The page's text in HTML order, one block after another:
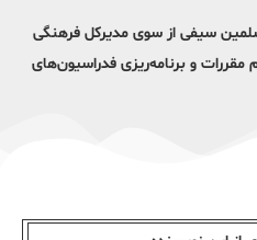
سیفی از سوی مدیرکل فرهنگی
و برنامه‌ریزی فدراسیون‌های